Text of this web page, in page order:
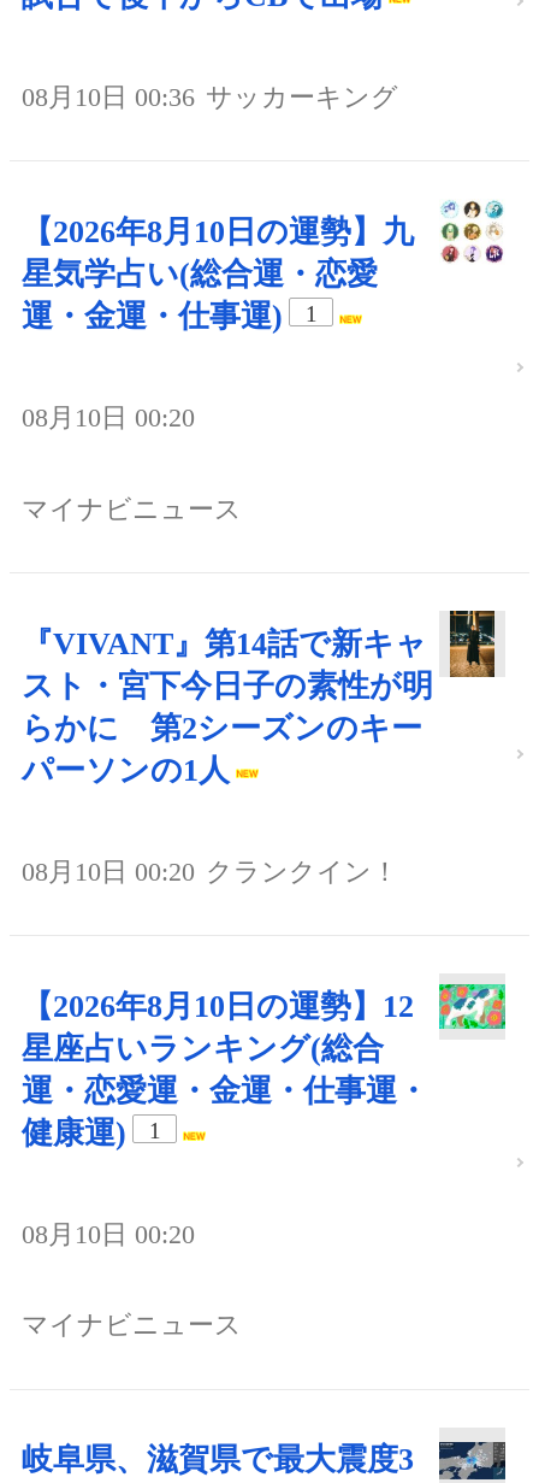
08月10日 00:36 サッカーキング
【2026年8月10日の運勢】九
星気学占い(総合運・恋愛
運・金運・仕事運)
1
08月10日 00:20
マイナビニュース
『VIVANT』第14話で新キャ
スト・宮下今日子の素性が明
らかに 第2シーズンのキー
パーソンの1人
08月10日 00:20 クランクイン！
【2026年8月10日の運勢】12
星座占いランキング(総合
運・恋愛運・金運・仕事運・
健康運)
1
08月10日 00:20
マイナビニュース
岐阜県、滋賀県で最大震度3